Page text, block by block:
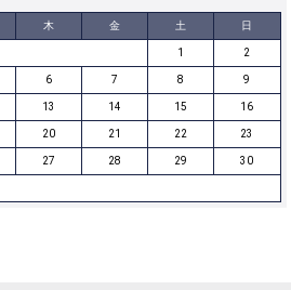
木 金 土 日
1 2
6 7 8 9
13 14 15 16
20 21 22 23
27 28 29 30